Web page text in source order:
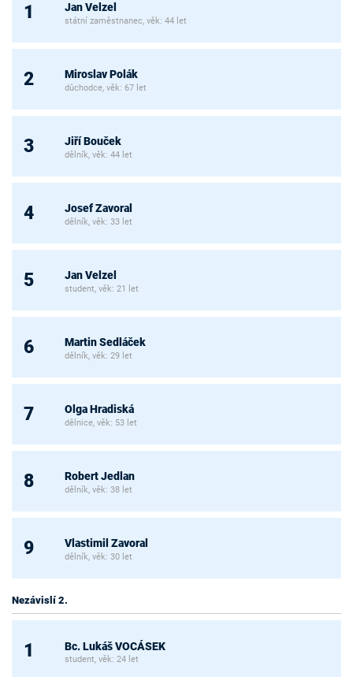
1 Jan Velzel
státní zaměstnanec, věk: 44 let
2 Miroslav Polák
důchodce, věk: 67 let
3 Jiří Bouček
dělník, věk: 44 let
4 Josef Zavoral
dělník, věk: 33 let
5 Jan Velzel
student, věk: 21 let
6 Martin Sedláček
dělník, věk: 29 let
7 Olga Hradiská
dělnice, věk: 53 let
8 Robert Jedlan
dělník, věk: 38 let
9 Vlastimil Zavoral
dělník, věk: 30 let
Nezávislí 2.
1 Bc. Lukáš VOCÁSEK
student, věk: 24 let